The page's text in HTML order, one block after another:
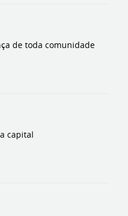
de toda comunidade
capital